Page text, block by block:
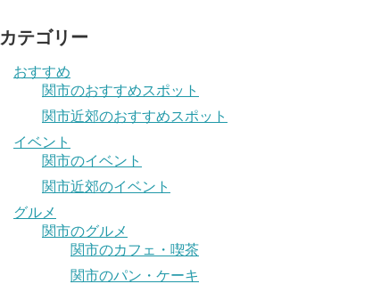
カテゴリー
おすすめ
関市のおすすめスポット
関市近郊のおすすめスポット
イベント
関市のイベント
関市近郊のイベント
グルメ
関市のグルメ
関市のカフェ・喫茶
関市のパン・ケーキ